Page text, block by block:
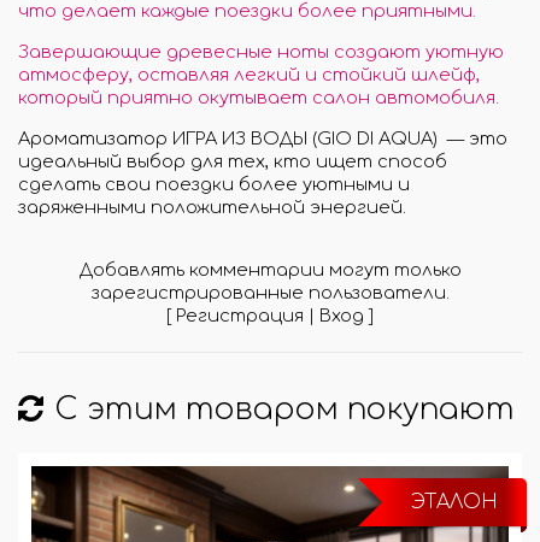
что делает каждые поездки более приятными.
Завершающие древесные ноты создают уютную
атмосферу, оставляя легкий и стойкий шлейф,
который приятно окутывает салон автомобиля.
Ароматизатор ИГРА ИЗ ВОДЫ (GIO DI AQUA) — это
идеальный выбор для тех, кто ищет способ
сделать свои поездки более уютными и
заряженными положительной энергией.
Добавлять комментарии могут только
зарегистрированные пользователи.
[ Регистрация | Вход ]
С этим товаром покупают
ЭТАЛОН